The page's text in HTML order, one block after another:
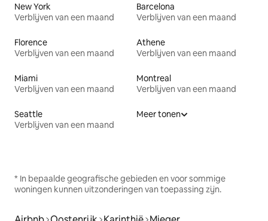
New York
Verblijven van een maand
Barcelona
Verblijven van een maand
Florence
Verblijven van een maand
Athene
Verblijven van een maand
Miami
Verblijven van een maand
Montreal
Verblijven van een maand
Seattle
Verblijven van een maand
Meer tonen
* In bepaalde geografische gebieden en voor sommige
woningen kunnen uitzonderingen van toepassing zijn.